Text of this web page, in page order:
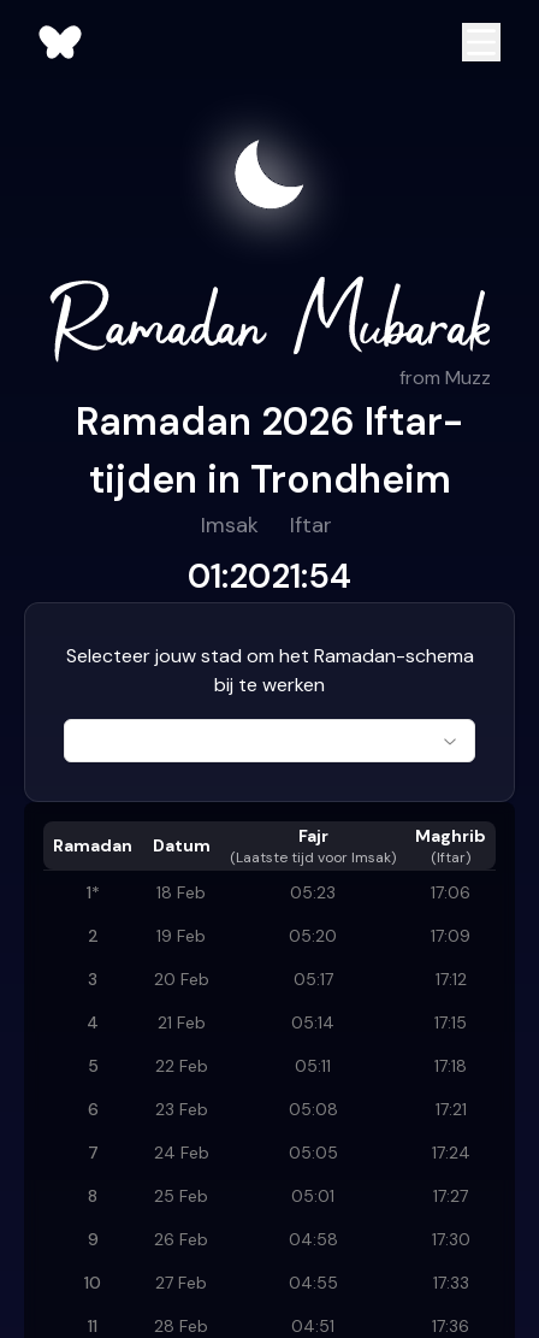
from Muzz
Ramadan 2026 Iftar-
tijden in Trondheim
Imsak
01:20
Iftar
21:54
Selecteer jouw stad om het Ramadan-schema
bij te werken
Ramadan Datum Fajr
(Laatste tijd voor Imsak)
Maghrib
(Iftar)
1* 18 Feb 05:23
17:06
2
19 Feb 05:20
17:09
3
20 Feb 05:17
17:12
4
21 Feb 05:14
17:15
5
22 Feb 05:11
17:18
6
23 Feb 05:08
17:21
7
24 Feb 05:05
17:24
8
25 Feb 05:01
17:27
9
26 Feb 04:58
17:30
10
27 Feb 04:55
17:33
11
28 Feb 04:51
17:36